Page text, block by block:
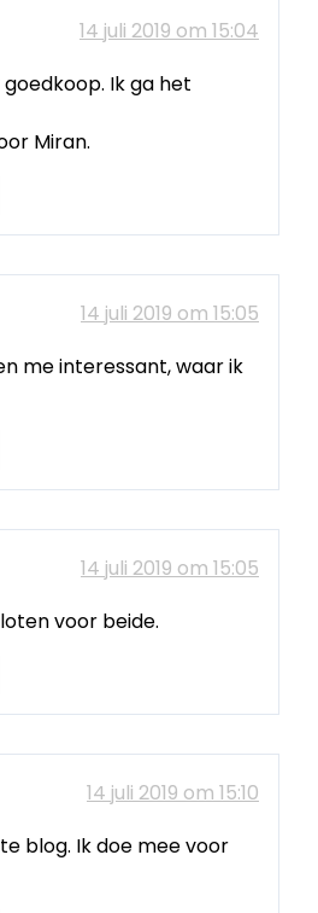
14 juli 2019 om 15:04
Ik ga het
Miran.
14 juli 2019 om 15:05
me interessant, waar ik
14 juli 2019 om 15:05
voor beide.
14 juli 2019 om 15:10
blog. Ik doe mee voor